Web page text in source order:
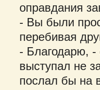
оправдания
- Вы были
перебивая
- Благодарю, -
выступал не
послал бы на